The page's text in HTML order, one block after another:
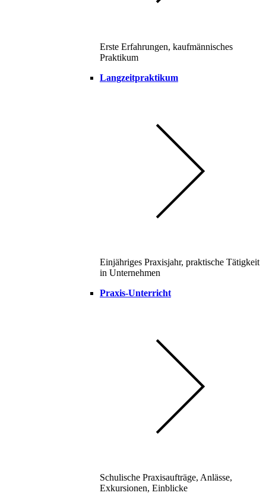
Erste Erfahrungen, kaufmännisches
Praktikum
Langzeitpraktikum
Einjähriges Praxisjahr, praktische Tätigkeit
in Unternehmen
Praxis-Unterricht
Schulische Praxisaufträge, Anlässe,
Exkursionen, Einblicke